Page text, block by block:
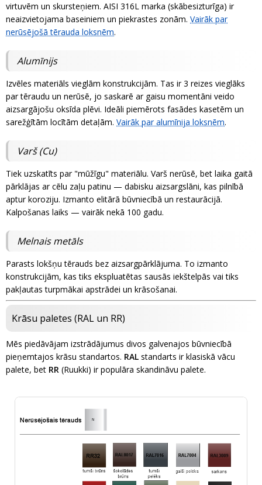
virtuvēm un skursteņiem. AISI 316L marka (skābesizturīga) ir
neaizvietojama baseiniem un piekrastes zonām. Vairāk par
nerūsējošā tērauda loksnēm.
Alumīnijs
Izvēles materiāls vieglām konstrukcijām. Tas ir 3 reizes vieglāks
par tēraudu un nerūsē, jo saskarē ar gaisu momentāni veido
aizsargājošu oksīda plēvi. Ideāli piemērots fasādes kasetēm un
sarežģītām locītām detaļām. Vairāk par alumīnija loksnēm.
Varš (Cu)
Tiek uzskatīts par "mūžīgu" materiālu. Varš nerūsē, bet laika gaitā
pārklājas ar cēlu zaļu patinu — dabisku aizsargslāni, kas pilnībā
aptur koroziju. Izmanto elitārā būvniecībā un restaurācijā.
Kalpošanas laiks — vairāk nekā 100 gadu.
Melnais metāls
Parasts lokšņu tērauds bez aizsargpārklājuma. To izmanto
konstrukcijām, kas tiks ekspluatētas sausās iekštelpās vai tiks
pakļautas turpmākai apstrādei un krāsošanai.
Krāsu paletes (RAL un RR)
Mēs piedāvājam izstrādājumus divos galvenajos būvniecībā
pieņemtajos krāsu standartos. RAL standarts ir klasiskā vācu
palete, bet RR (Ruukki) ir populāra skandināvu palete.